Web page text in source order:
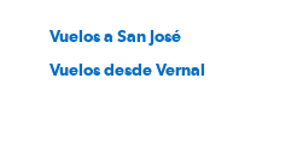
Vuelos a San José
Vuelos desde Vernal